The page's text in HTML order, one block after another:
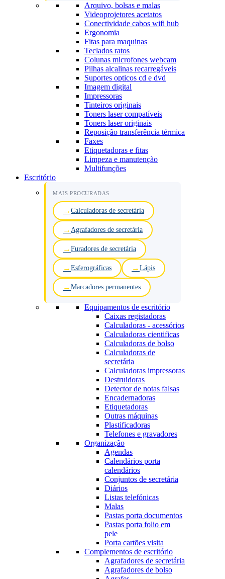
Arquivo, bolsas e malas
Videoprojetores acetatos
Conectividade cabos wifi hub
Ergonomia
Fitas para maquinas
Teclados ratos
Colunas microfones webcam
Pilhas alcalinas recarregáveis
Suportes opticos cd e dvd
Imagem digital
Impressoras
Tinteiros originais
Toners laser compatíveis
Toners laser originais
Reposição transferência térmica
Faxes
Etiquetadoras e fitas
Limpeza e manutenção
Multifunções
Escritório
MAIS PROCURADAS
Calculadoras de secretária
Agrafadores de secretária
Furadores de secretária
Esferográficas Lápis
Marcadores permanentes
Equipamentos de escritório
Caixas registadoras
Calculadoras - acessórios
Calculadoras cientificas
Calculadoras de bolso
Calculadoras de
secretária
Calculadoras impressoras
Destruidoras
Detector de notas falsas
Encadernadoras
Etiquetadoras
Outras máquinas
Plastificadoras
Telefones e gravadores
Organização
Agendas
Calendários porta
calendários
Conjuntos de secretária
Diários
Listas telefónicas
Malas
Pastas porta documentos
Pastas porta folio em
pele
Porta cartões visita
Complementos de escritório
Agrafadores de secretária
Agrafadores de bolso